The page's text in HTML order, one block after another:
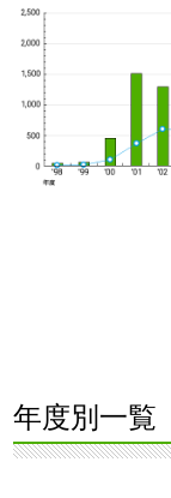
年度別一覧